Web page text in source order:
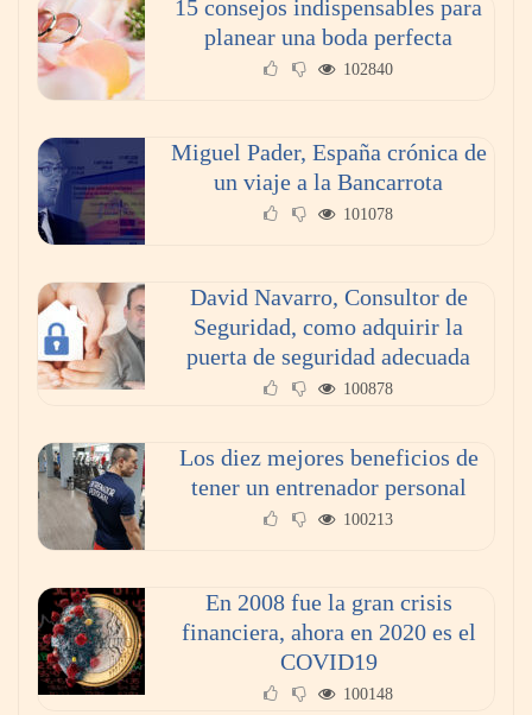
Poda de árboles en altura: técnicas, criterios y
seguridad para un mantenimiento eficiente
La poda de árboles perfecta: ¿Cuándo y
cómo?
15 consejos indispensables para
planear una boda perfecta
102840
Miguel Pader, España crónica de
un viaje a la Bancarrota
101078
David Navarro, Consultor de
Seguridad, como adquirir la
puerta de seguridad adecuada
100878
Los diez mejores beneficios de
tener un entrenador personal
100213
En 2008 fue la gran crisis
financiera, ahora en 2020 es el
COVID19
100148